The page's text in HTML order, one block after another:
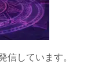
信しています。